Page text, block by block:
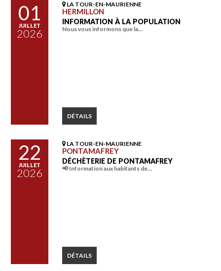
01
JUILLET
2026
LA TOUR-EN-MAURIENNE
HERMILLON
INFORMATION À LA POPULATION
Nous vous informons que la…
DÉTAILS
22
JUILLET
2026
LA TOUR-EN-MAURIENNE
PONTAMAFREY
DÉCHÈTERIE DE PONTAMAFREY
📢 Information aux habitants de…
DÉTAILS